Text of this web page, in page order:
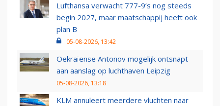
Lufthansa verwacht 777-9’s nog steeds
begin 2027, maar maatschappij heeft ook
plan B
05-08-2026, 13:42
Oekraïense Antonov mogelijk ontsnapt
aan aanslag op luchthaven Leipzig
05-08-2026, 13:18
KLM annuleert meerdere vluchten naar